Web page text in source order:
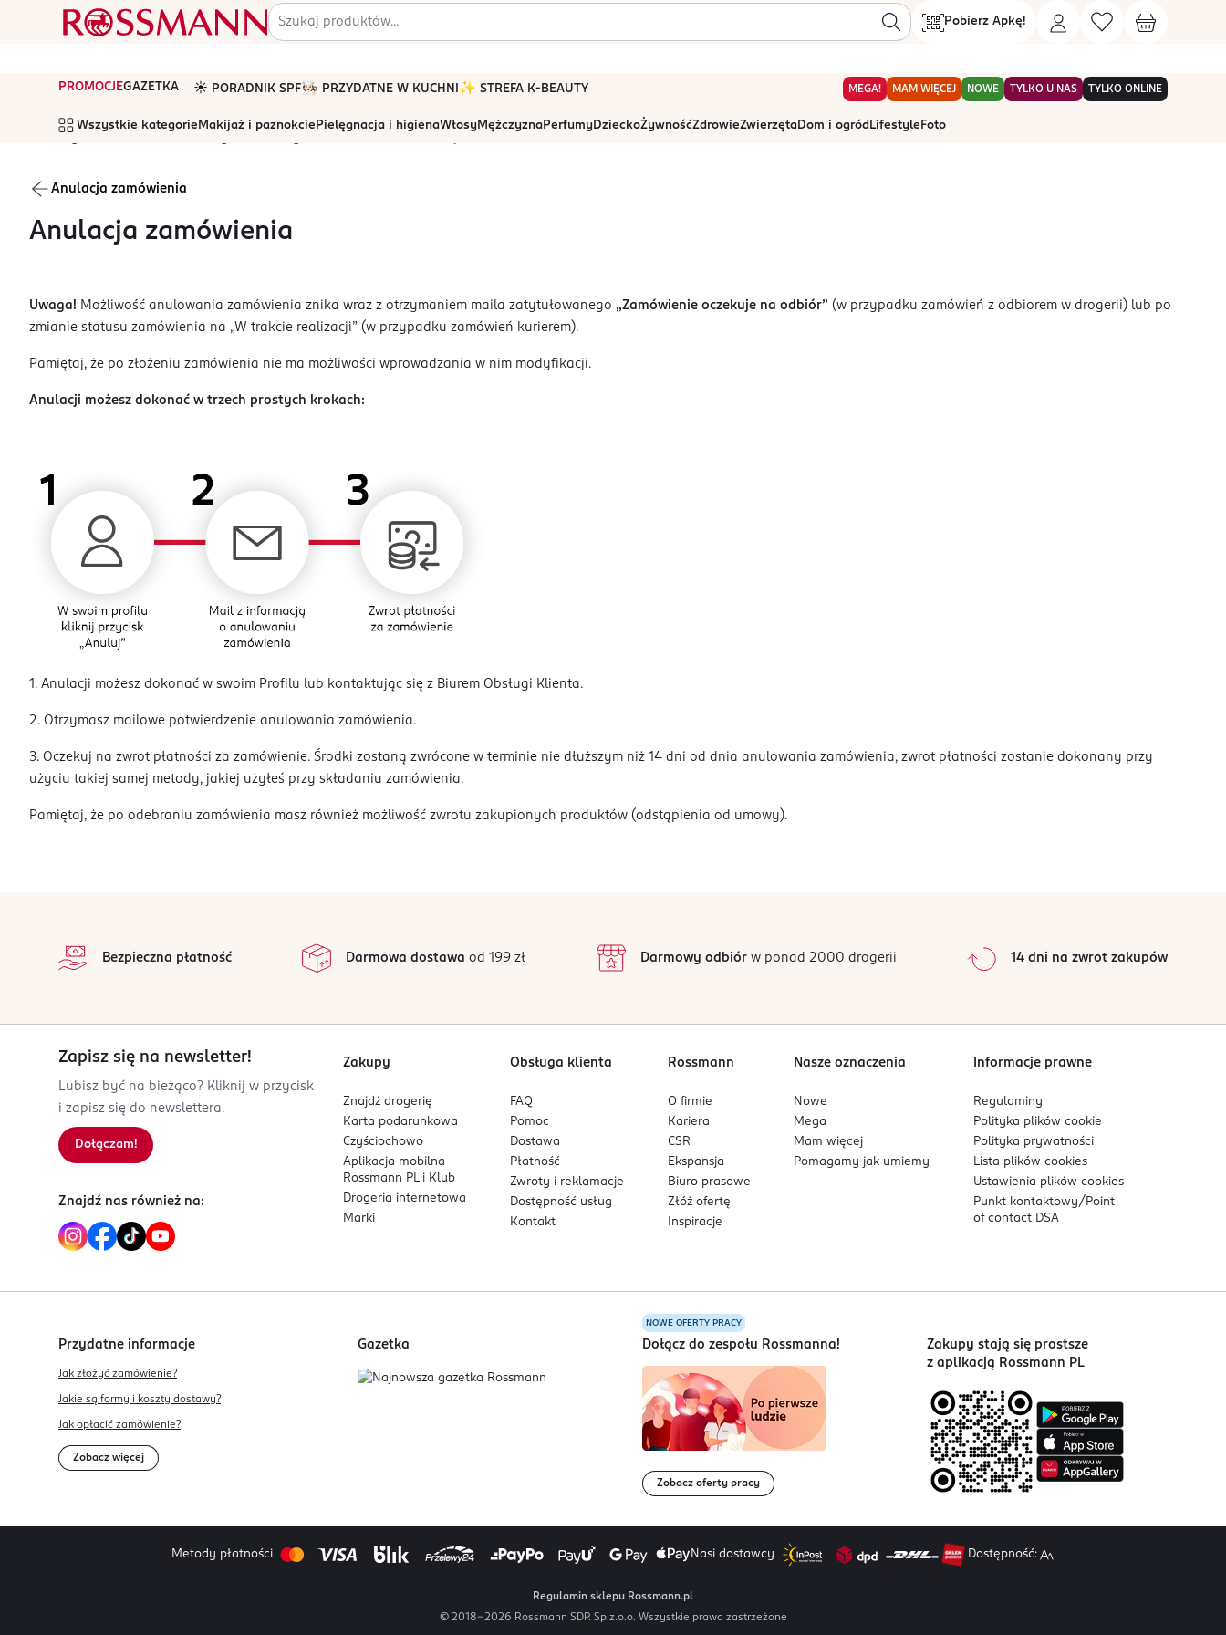
Pobierz Apkę!
PROMOCJEGAZETKA ☀️ PORADNIK SPF🧑🏻‍🍳 PRZYDATNE W KUCHNI ✨ STREFA K-BEAUTY MEGA! MAM WIĘCEJ NOWE TYLKO U NAS TYLKO ONLINE
Wszystkie kategorie Makijaż i paznokcie Pielęgnacja i higienaWłosyMężczyznaPerfumyDzieckoŻywnośćZdrowieZwierzętaDom i ogród Lifestyle Foto
Anulacja zamówienia
Anulacja zamówienia
Uwaga! Możliwość anulowania zamówienia znika wraz z otrzymaniem maila zatytułowanego „Zamówienie oczekuje na odbiór” (w przypadku zamówień z odbiorem w drogerii) lub po
zmianie statusu zamówienia na „W trakcie realizacji” (w przypadku zamówień kurierem).
Pamiętaj, że po złożeniu zamówienia nie ma możliwości wprowadzania w nim modyfikacji.
Anulacji możesz dokonać w trzech prostych krokach:
1. Anulacji możesz dokonać w swoim Profilu lub kontaktując się z Biurem Obsługi Klienta.
2. Otrzymasz mailowe potwierdzenie anulowania zamówienia.
3. Oczekuj na zwrot płatności za zamówienie. Środki zostaną zwrócone w terminie nie dłuższym niż 14 dni od dnia anulowania zamówienia, zwrot płatności zostanie dokonany przy
użyciu takiej samej metody, jakiej użyłeś przy składaniu zamówienia.
Pamiętaj, że po odebraniu zamówienia masz również możliwość zwrotu zakupionych produktów (odstąpienia od umowy).
Bezpieczna płatność Darmowa dostawa od 199 zł Darmowy odbiórw ponad 2000 drogerii 14 dni na zwrot zakupów
Zapisz się na newsletter!
Lubisz być na bieżąco? Kliknij w przycisk
i zapisz się do newslettera.
Dołączam!
Znajdź nas również na:
Zakupy
Znajdź drogerię
Karta podarunkowa
Czyściochowo
Aplikacja mobilna
Rossmann PL i Klub
Drogeria internetowa
Marki
Obsługa klienta
FAQ
Pomoc
Dostawa
Płatność
Zwroty i reklamacje
Dostępność usług
Kontakt
Rossmann
O firmie
Kariera
CSR
Ekspansja
Biuro prasowe
Złóż ofertę
Inspiracje
Nasze oznaczenia
Nowe
Mega
Mam więcej
Pomagamy jak umiemy
Informacje prawne
Regulaminy
Polityka plikówcookie
Polityka prywatności
Lista plikówcookies
Ustawienia plikówcookies
Punkt kontaktowy/ Point
of contact DSA
Przydatne informacje
Jak złożyć zamówienie?
Jakie są formy i koszty dostawy?
Jak opłacić zamówienie?
Zobacz więcej
Gazetka
NOWE OFERTY PRACY
Dołącz do zespołu Rossmanna!
Zobacz oferty pracy
Zakupy stają się prostsze
z aplikacją Rossmann PL
Metody płatności Nasi dostawcy Dostępność:
Regulamin sklepu Rossmann.pl
© 2018-2026 Rossmann SDP. Sp.z.o.o. Wszystkie prawa zastrzeżone